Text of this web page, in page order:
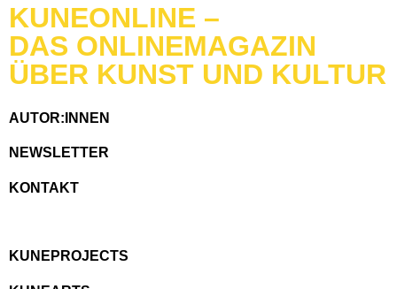
KUNEONLINE –
DAS ONLINEMAGAZIN
ÜBER KUNST UND KULTUR
AUTOR:INNEN
NEWSLETTER
KONTAKT
KUNEPROJECTS